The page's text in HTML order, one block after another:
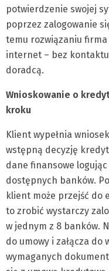
potwierdzenie swojej
poprzez zalogowanie
temu rozwiązaniu
internet – bez
doradcą.
Wnioskowanie o
kroku
Klient wypełnia
wstępną decyzję
dane finansowe
dostępnych banków.
klient może przejść do
to zrobić wystarczy
w jednym z 8 banków.
do umowy i załącza
wymaganych